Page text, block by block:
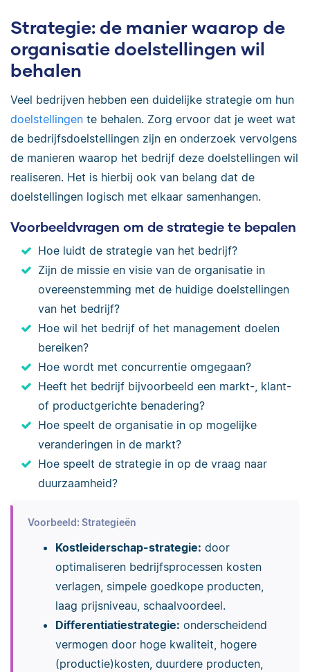
Strategie: de manier waarop de
organisatie doelstellingen wil
behalen
Veel bedrijven hebben een duidelijke strategie om hun
doelstellingen te behalen. Zorg ervoor dat je weet wat
de bedrijfsdoelstellingen zijn en onderzoek vervolgens
de manieren waarop het bedrijf deze doelstellingen wil
realiseren. Het is hierbij ook van belang dat de
doelstellingen logisch met elkaar samenhangen.
Voorbeeldvragen om de strategie te bepalen
Hoe luidt de strategie van het bedrijf?
Zijn de missie en visie van de organisatie in
overeenstemming met de huidige doelstellingen
van het bedrijf?
Hoe wil het bedrijf of het management doelen
bereiken?
Hoe wordt met concurrentie omgegaan?
Heeft het bedrijf bijvoorbeeld een markt-, klant-
of productgerichte benadering?
Hoe speelt de organisatie in op mogelijke
veranderingen in de markt?
Hoe speelt de strategie in op de vraag naar
duurzaamheid?
Voorbeeld: Strategieën
Kostleiderschap-strategie: door
optimaliseren bedrijfsprocessen kosten
verlagen, simpele goedkope producten,
laag prijsniveau, schaalvoordeel.
Differentiatiestrategie: onderscheidend
vermogen door hoge kwaliteit, hogere
(productie)kosten, duurdere producten,